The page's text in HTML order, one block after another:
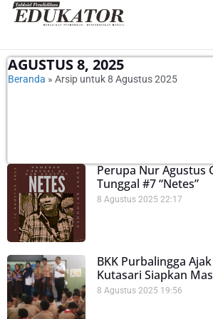
AGUSTUS 8, 2025
Beranda » Arsip untuk 8 Agustus 2025
Perupa Nur Agustus
Tunggal #7 “Netes”
8 Agustus 2025 22:17
BKK Purbalingga
Kutasari Siapkan
8 Agustus 2025 19:56